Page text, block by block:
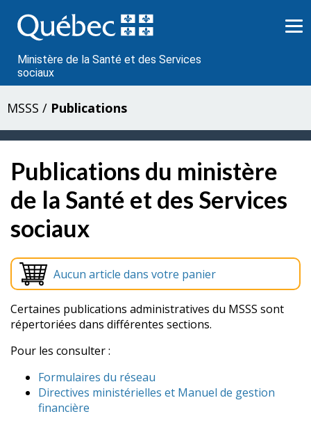
au
contenu
Ministère de la Santé et des Services
sociaux
MSSS / Publications
Publications du ministère
de la Santé et des Services
sociaux
Aucun article dans votre panier
Certaines publications administratives du MSSS sont
répertoriées dans différentes sections.
Pour les consulter :
Formulaires du réseau
Directives ministérielles et Manuel de gestion
financière